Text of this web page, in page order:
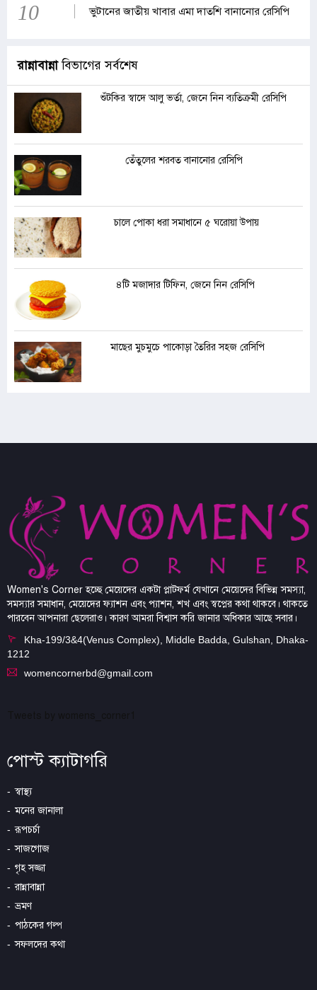
10 ভুটানের জাতীয় খাবার এমা দাতশি বানানোর রেসিপি
রান্নাবান্নাবিভাগের সর্বশেষ
শুঁটকির স্বাদে আলু ভর্তা, জেনে নিন ব্যতিক্রমী রেসিপি
তেঁতুলের শরবত বানানোর রেসিপি
চালে পোকা ধরা সমাধানে ৫ ঘরোয়া উপায়
৪টি মজাদার টিফিন, জেনে নিন রেসিপি
মাছের মুচমুচে পাকোড়া তৈরির সহজ রেসিপি
Women's Corner হচ্ছে মেয়েদের একটা প্লাটফর্ম যেখানে মেয়েদের বিভিন্ন সমস্যা,
সমস্যার সমাধান, মেয়েদের ফ্যাশন এবং প্যাশন, শখ এবং স্বপ্নের কথা থাকবে। থাকতে
পারবেন আপনারা ছেলেরাও। কারণ আমরা বিশ্বাস করি জানার অধিকার আছে সবার।
Kha-199/3&4(Venus Complex), Middle Badda, Gulshan, Dhaka-
1212
womencornerbd@gmail.com
পোস্ট ক্যাটাগরি
স্বাস্থ্য
মনের জানালা
রূপচর্চা
সাজগোজ
গৃহ সজ্জা
রান্নাবান্না
ভ্রমণ
পাঠকের গল্প
সফলদের কথা